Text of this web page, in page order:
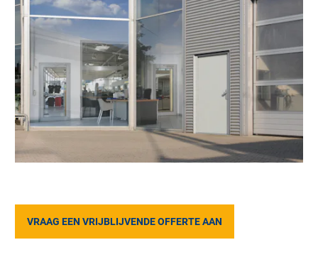
VRAAG EEN VRIJBLIJVENDE OFFERTE AAN